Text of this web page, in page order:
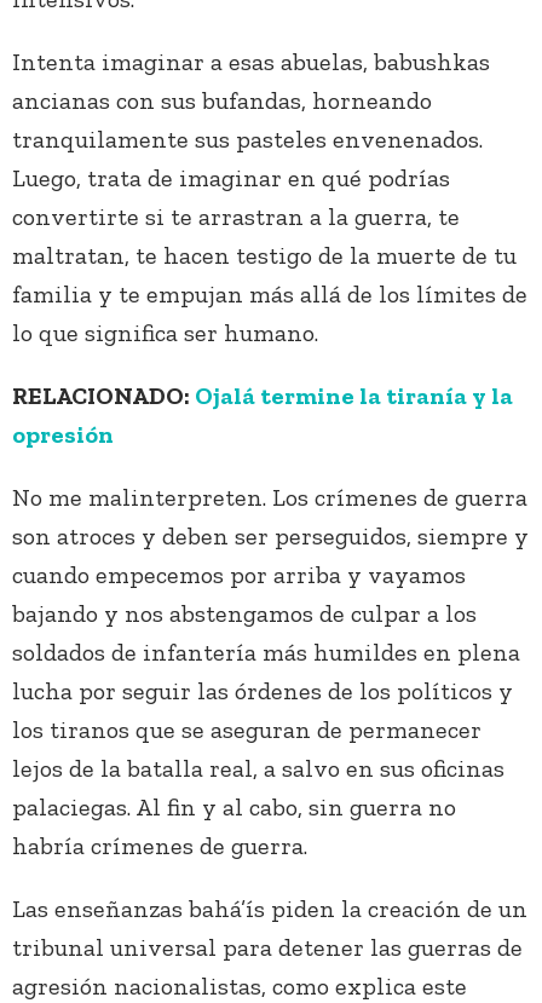
Intenta imaginar a esas abuelas, babushkas
ancianas con sus bufandas, horneando
tranquilamente sus pasteles envenenados.
Luego, trata de imaginar en qué podrías
convertirte si te arrastran a la guerra, te
maltratan, te hacen testigo de la muerte de tu
familia y te empujan más allá de los límites de
lo que significa ser humano.
RELACIONADO: Ojalá termine la tiranía y la
opresión
No me malinterpreten. Los crímenes de guerra
son atroces y deben ser perseguidos, siempre y
cuando empecemos por arriba y vayamos
bajando y nos abstengamos de culpar a los
soldados de infantería más humildes en plena
lucha por seguir las órdenes de los políticos y
los tiranos que se aseguran de permanecer
lejos de la batalla real, a salvo en sus oficinas
palaciegas. Al fin y al cabo, sin guerra no
habría crímenes de guerra.
Las enseñanzas bahá’ís piden la creación de un
tribunal universal para detener las guerras de
agresión nacionalistas, como explica este